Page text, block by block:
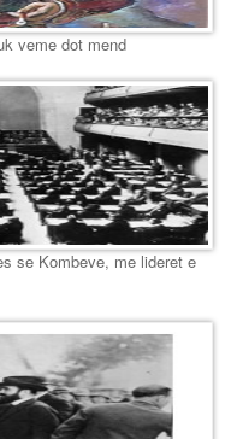
veme dot mend
se Kombeve, me lideret e